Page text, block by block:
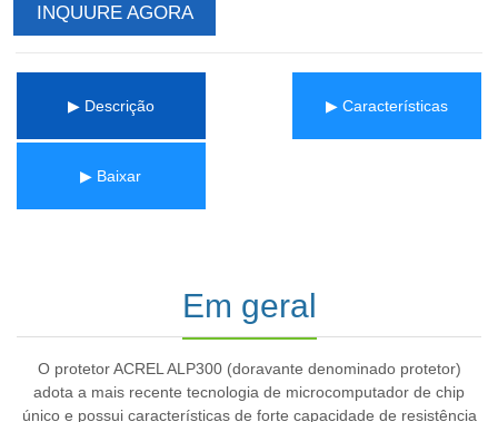
INQUURE AGORA
▶ Descrição ▶ Características
▶ Baixar